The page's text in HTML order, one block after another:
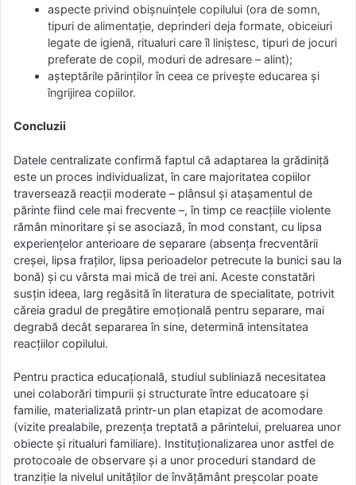
aspecte privind obișnuințele copilului (ora de somn,
tipuri de alimentație, deprinderi deja formate, obiceiuri
legate de igienă, ritualuri care îl liniștesc, tipuri de jocuri
preferate de copil, moduri de adresare – alint);
așteptările părinților în ceea ce privește educarea și
îngrijirea copiilor.
Concluzii
Datele centralizate confirmă faptul că adaptarea la grădiniţă
este un proces individualizat, în care majoritatea copiilor
traversează reacţii moderate – plânsul şi ataşamentul de
părinte fiind cele mai frecvente –, în timp ce reacţiile violente
rămân minoritare şi se asociază, în mod constant, cu lipsa
experienţelor anterioare de separare (absenţa frecventării
creşei, lipsa fraţilor, lipsa perioadelor petrecute la bunici sau la
bonă) şi cu vârsta mai mică de trei ani. Aceste constatări
susţin ideea, larg regăsită în literatura de specialitate, potrivit
căreia gradul de pregătire emoţională pentru separare, mai
degrabă decât separarea în sine, determină intensitatea
reacţiilor copilului.
Pentru practica educaţională, studiul subliniază necesitatea
unei colaborări timpurii şi structurate între educatoare şi
familie, materializată printr-un plan etapizat de acomodare
(vizite prealabile, prezenţa treptată a părintelui, preluarea unor
obiecte şi ritualuri familiare). Instituţionalizarea unor astfel de
protocoale de observare şi a unor proceduri standard de
tranziţie la nivelul unităţilor de învăţământ preşcolar poate